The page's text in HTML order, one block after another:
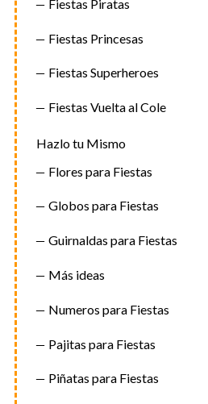
Fiestas Piratas
Fiestas Princesas
Fiestas Superheroes
Fiestas Vuelta al Cole
Hazlo tu Mismo
Flores para Fiestas
Globos para Fiestas
Guirnaldas para Fiestas
Más ideas
Numeros para Fiestas
Pajitas para Fiestas
Piñatas para Fiestas